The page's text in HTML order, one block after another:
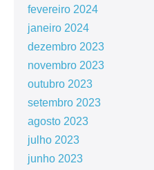
fevereiro 2024
janeiro 2024
dezembro 2023
novembro 2023
outubro 2023
setembro 2023
agosto 2023
julho 2023
junho 2023